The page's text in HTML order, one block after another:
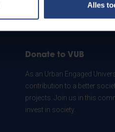
Alles
Donate to VUB
As an Urban Engaged
contribution to a better
projects. Join us in this
invest in society.